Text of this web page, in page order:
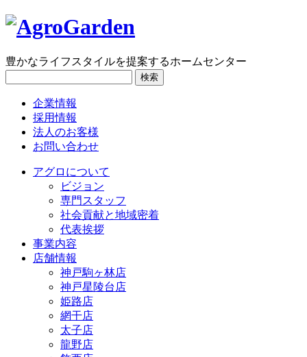
豊かなライフスタイルを提案するホームセンター
検索
企業情報
採用情報
法人のお客様
お問い合わせ
アグロについて
ビジョン
専門スタッフ
社会貢献と地域密着
代表挨拶
事業内容
店舗情報
神戸駒ヶ林店
神戸星陵台店
姫路店
網干店
太子店
龍野店